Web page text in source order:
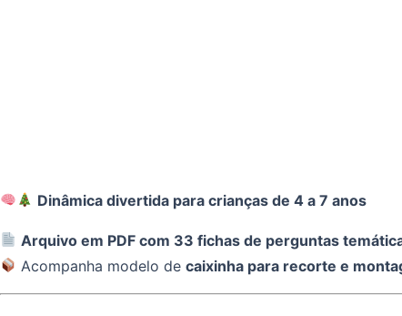
Dinâmica divertida para crianças de 4 a 7 anos
Arquivo em PDF com 33 fichas de perguntas
Acompanha modelo decaixinha para recorte e